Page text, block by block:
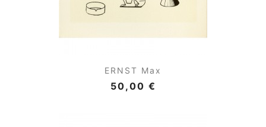
ERNST Max
50,00 €